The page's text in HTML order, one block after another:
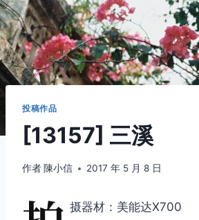
投稿作品
[13157] 三溪
作者 陳小信 2017 年 5 月 8 日
摄器材：美能达X700